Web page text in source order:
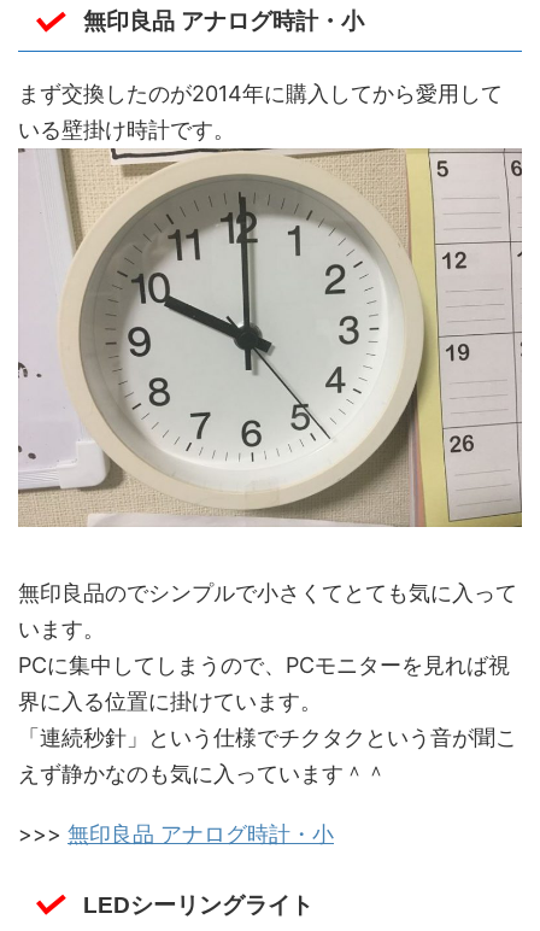
無印良品 アナログ時計・小
まず交換したのが2014年に購入してから愛用して
いる壁掛け時計です。
無印良品のでシンプルで小さくてとても気に入って
います。
PCに集中してしまうので、PCモニターを見れば視
界に入る位置に掛けています。
「連続秒針」という仕様でチクタクという音が聞こ
えず静かなのも気に入っています＾＾
>>> 無印良品 アナログ時計・小
LEDシーリングライト